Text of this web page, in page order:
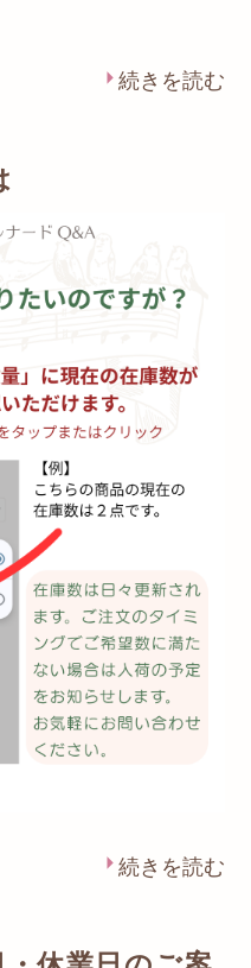
続きを読む
続きを読む